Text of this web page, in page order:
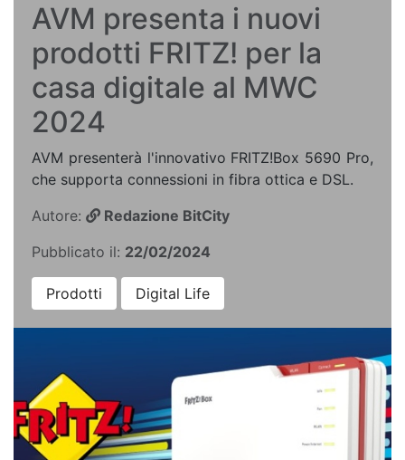
AVM presenta i nuovi
prodotti FRITZ! per la
casa digitale al MWC
2024
AVM presenterà l'innovativo FRITZ!Box 5690 Pro,
che supporta connessioni in fibra ottica e DSL.
Autore:
Redazione BitCity
Pubblicato il: 22/02/2024
Prodotti Digital Life